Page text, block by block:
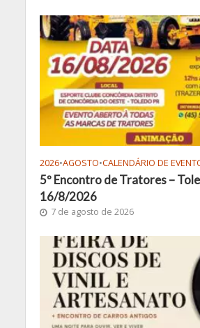
2026•AGOSTO•CALENDÁRIO DE
5º Encontro de Tratores –
16/8/2026
7 de agosto de 2026